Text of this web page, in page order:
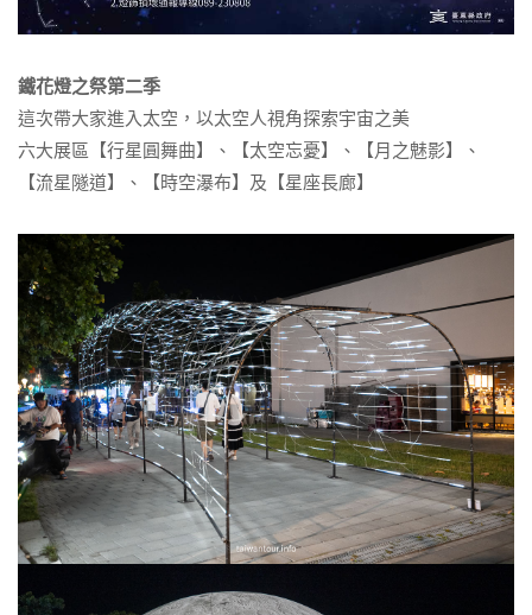
鐵花燈之祭第二季
這次帶大家進入太空，以太空人視角探索宇宙之美
六大展區【行星圓舞曲】、【太空忘憂】、【月之魅影】、
【流星隧道】、【時空瀑布】及【星座長廊】